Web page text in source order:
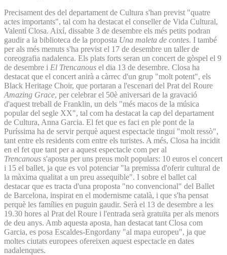
Precisament des del departament de Cultura s'han previst "quatre
actes importants", tal com ha destacat el conseller de Vida Cultural,
Valentí Closa. Així, dissabte 3 de desembre els més petits podran
gaudir a la biblioteca de la proposta Una maleta de contes. I també
per als més menuts s'ha previst el 17 de desembre un taller de
coreografia nadalenca. Els plats forts seran un concert de gòspel el 9
de desembre i El Trencanous el dia 13 de desembre. Closa ha
destacat que el concert anirà a càrrec d'un grup "molt potent", els
Black Heritage Choir, que portaran a l'escenari del Prat del Roure
Amazing Grace, per celebrar el 50è aniversari de la gravació
d'aquest treball de Franklin, un dels "més macos de la música
popular del segle XX", tal com ha destacat la cap del departament
de Cultura, Anna Garcia. El fet que es faci en ple pont de la
Puríssima ha de servir perquè aquest espectacle tingui "molt ressò",
tant entre els residents com entre els turistes. A més, Closa ha incidit
en el fet que tant per a aquest espectacle com per al
Trencanous s'aposta per uns preus molt populars: 10 euros el concert
i 15 el ballet, ja que es vol potenciar "la premissa d'oferir cultural de
la màxima qualitat a un preu assequible". I sobre el ballet cal
destacar que es tracta d'una proposta "no convencional" del Ballet
de Barcelona, inspirat en el modernisme català, i que s'ha pensat
perquè les famílies en puguin gaudir. Serà el 13 de desembre a les
19.30 hores al Prat del Roure i l'entrada serà gratuïta per als menors
de deu anys. Amb aquesta aposta, han destacat tant Closa com
Garcia, es posa Escaldes-Engordany "al mapa europeu", ja que
moltes ciutats europees ofereixen aquest espectacle en dates
nadalenques.